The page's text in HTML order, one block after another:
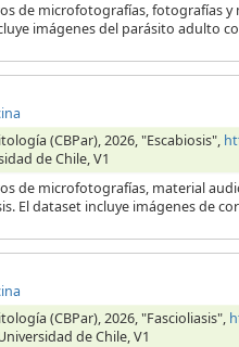
de microfotografías, fotografías
imágenes del parásito adulto
(CBPar), 2026, "Escabiosis",
de Chile, V1
de microfotografías, material
El dataset incluye imágenes de
(CBPar), 2026, "Fascioliasis",
de Chile, V1